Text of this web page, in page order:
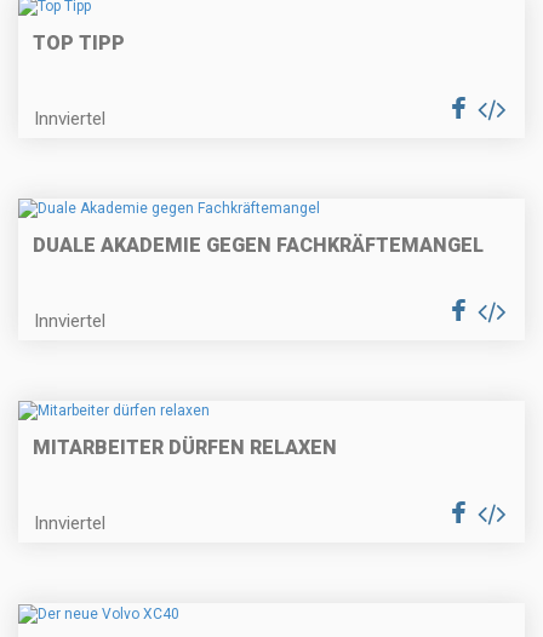
TOP TIPP
Innviertel
DUALE AKADEMIE GEGEN FACHKRÄFTEMANGEL
Innviertel
MITARBEITER DÜRFEN RELAXEN
Innviertel